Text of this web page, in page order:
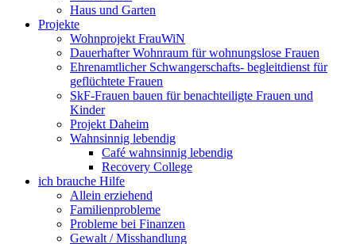
Haus und Garten
Projekte
Wohnprojekt FrauWiN
Dauerhafter Wohnraum für wohnungslose Frauen
Ehrenamtlicher Schwangerschafts- begleitdienst für
geflüchtete Frauen
SkF-Frauen bauen für benachteiligte Frauen und
Kinder
Projekt Daheim
Wahnsinnig lebendig
Café wahnsinnig lebendig
Recovery College
ich brauche Hilfe
Allein erziehend
Familienprobleme
Probleme bei Finanzen
Gewalt / Misshandlung